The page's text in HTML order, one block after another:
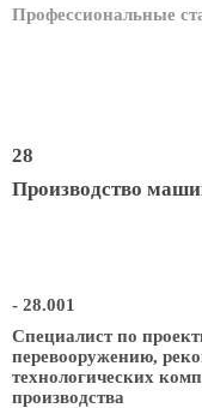
Профессиональные
28
Производство
- 28.001
Специалист по
перевооружению,
технологических
производства